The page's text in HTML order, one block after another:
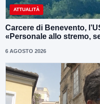
ATTUALITÀ
Carcere di Benevento,
«Personale allo stremo,
6 AGOSTO 2026